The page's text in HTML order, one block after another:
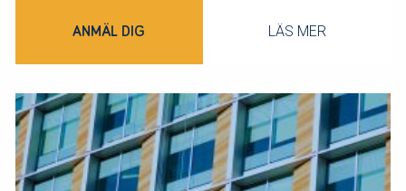
ANMÄL DIG LÄS MER